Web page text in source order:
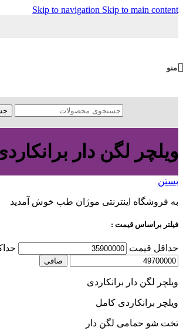
Skip to navigation Skip to main content
منو
ویلچر لگن دار
بستن
به فروشگاه اینترنتی موژان طب خوش آمدید
فیلتر براساس قیمت :
حداقل قیمت
صافی
ویلچر لگن دار برانکاردی
ویلچر برانکاردی کامل
تخت شو حمامی لگن دار